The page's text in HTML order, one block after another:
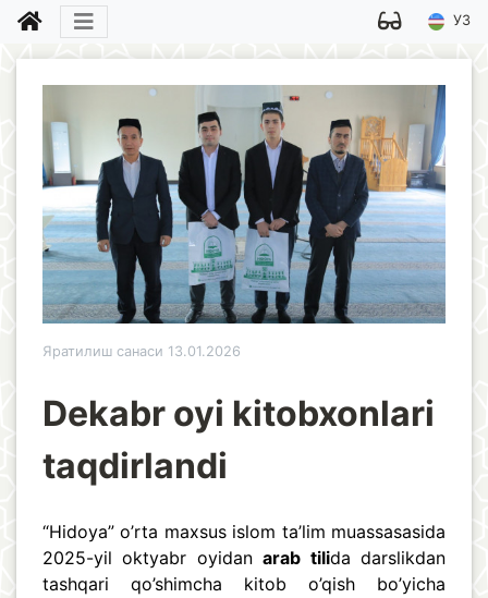
УЗ
Яратилиш санаси 13.01.2026
Dekabr oyi kitobxonlari
taqdirlandi
“Hidoya” o’rta maxsus islom ta’lim muassasasida
2025-yil oktyabr oyidanarab tilida darslikdan
tashqari qo’shimcha kitob o’qish bo’yicha